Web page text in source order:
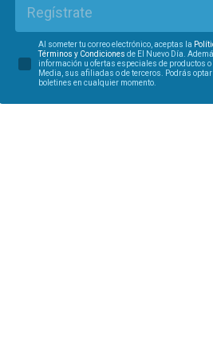
Regístrate
Al someter tu correo electrónico, aceptas la
Términos y Condiciones de El Nuevo Día.
información u ofertas especiales de productos o
Media, sus afiliadas o de terceros. Podrás
boletines en cualquier momento.